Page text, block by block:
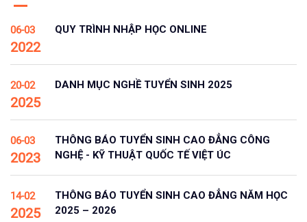
06-03
2022
QUY TRÌNH NHẬP HỌC ONLINE
20-02
2025
DANH MỤC NGHỀ TUYỂN SINH 2025
06-03
2023
THÔNG BÁO TUYỂN SINH CAO ĐẲNG CÔNG
NGHỆ - KỸ THUẬT QUỐC TẾ VIỆT ÚC
14-02
2025
THÔNG BÁO TUYỂN SINH CAO ĐẲNG NĂM HỌC
2025 – 2026